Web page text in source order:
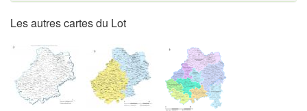
Les autres cartes du Lot